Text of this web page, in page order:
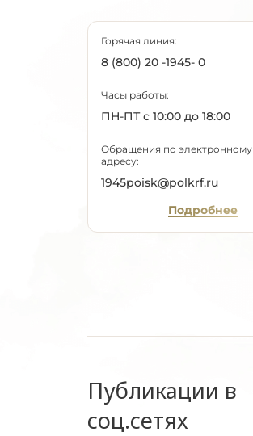
Горячая линия:
8 (800) 20 -1945- 0
Часы работы:
ПН-ПТ с 10:00 до 18:00
Обращения по электронному
адресу:
1945poisk@polkrf.ru
Подробнее
Публикации в
соц.сетях